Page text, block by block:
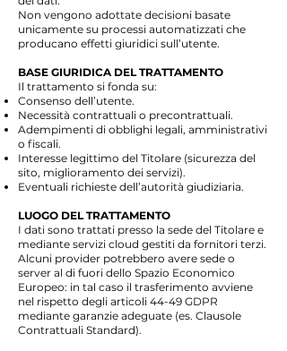
Non vengono adottate decisioni basate
unicamente su processi automatizzati che
producano effetti giuridici sull’utente.
BASE GIURIDICA DEL TRATTAMENTO
Il trattamento si fonda su:
Consenso dell’utente.
Necessità contrattuali o precontrattuali.
Adempimenti di obblighi legali, amministrativi
o fiscali.
Interesse legittimo del Titolare (sicurezza del
sito, miglioramento dei servizi).
Eventuali richieste dell’autorità giudiziaria.
LUOGO DEL TRATTAMENTO
I dati sono trattati presso la sede del Titolare e
mediante servizi cloud gestiti da fornitori terzi.
Alcuni provider potrebbero avere sede o
server al di fuori dello Spazio Economico
Europeo: in tal caso il trasferimento avviene
nel rispetto degli articoli 44-49 GDPR
mediante garanzie adeguate (es. Clausole
Contrattuali Standard).